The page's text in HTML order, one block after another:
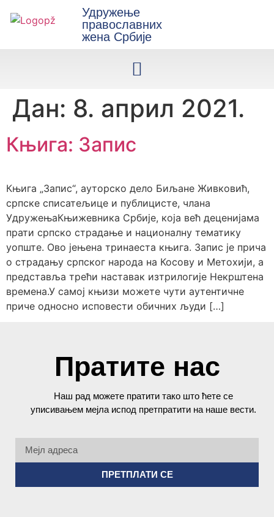
Удружење
православних
жена Србије
Дан: 8. април 2021.
Књига: Запис
Књига „Запис“, ауторско дело Биљане Живковић,
српске списатељице и публицисте, члана
УдружењаКњижевника Србије, која већ деценијама
прати српско страдање и националну тематику
уопште. Ово јењена тринаеста књига. Запис је прича
о страдању српског народа на Косову и Метохији, а
представља трећи наставак изтрилогије Некрштена
времена.У самој књизи можете чути аутентичне
приче односно исповести обичних људи […]
Пратите нас
Наш рад можете пратити тако што ћете се
уписивањем мејла испод претпратити на наше вести.
ПРЕТПЛАТИ СЕ